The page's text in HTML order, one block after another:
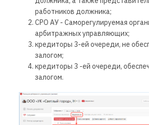
работников должника;
СРО АУ - Саморегулируемая
арбитражных управляющих;
кредиторы 3-ей очереди, не
залогом;
кредиторы 3 -ей очереди,
залогом.